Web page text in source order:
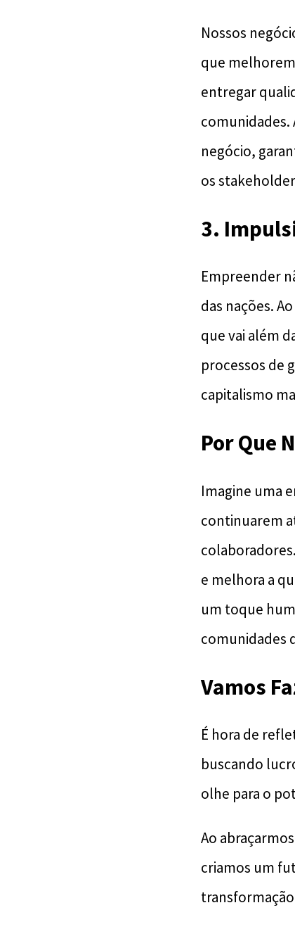
Nossos
que
entregar
comunidades.
negócio,
os
3.
Empreender
das nações.
que vai além
processos de
capitalismo
Por Que
Imagine uma
continuarem
e melhora a
um toque
comunidades
Vamos
É hora de
buscando
olhe para o
Ao
criamos um